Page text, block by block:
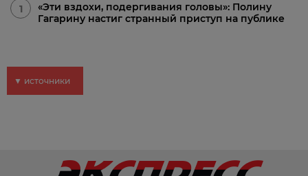
1
«Эти вздохи, подергивания головы»: Полину
Гагарину настиг странный приступ на публике
▼ источники